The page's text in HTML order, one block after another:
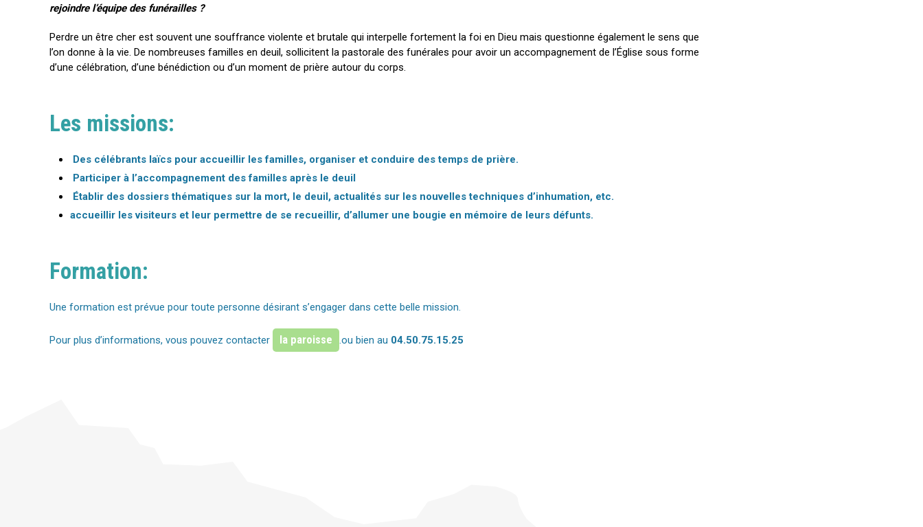
rejoindre l’équipe des funérailles ?
Perdre un être cher est souvent une souffrance violente et brutale qui interpelle fortement la foi en Dieu mais questionne également le sens que
l’on donne à la vie. De nombreuses familles en deuil, sollicitent la pastorale des funérales pour avoir un accompagnement de l’Église sous forme
d’une célébration, d’une bénédiction ou d’un moment de prière autour du corps.
Les missions:
Des célébrants laïcs pour accueillir les familles, organiser et conduire des temps de prière.
Participer à l’accompagnement des familles après le deuil
Établir des dossiers thématiques sur la mort, le deuil, actualités sur les nouvelles techniques d’inhumation, etc.
accueillir les visiteurs et leur permettre de se recueillir, d’allumer une bougie en mémoire de leurs défunts.
Formation:
Une formation est prévue pour toute personne désirant s’engager dans cette belle mission.
Pour plus d’informations, vous pouvez contacter la paroisse .ou bien au 04.50.75.15.25